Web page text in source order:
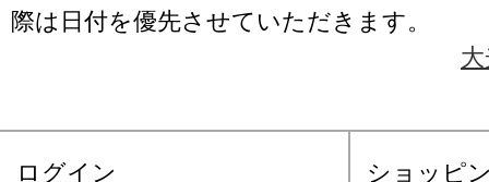
際は日付を優先させていただきます。
ログイン ショッピ